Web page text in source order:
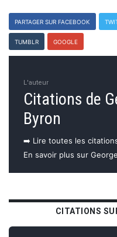
PARTAGER SUR FACEBOOK
TUMBLR GOOGLE
L'auteur
Citations de
Byron
➡️ Lire toutes les
En savoir plus sur
CITATIONS